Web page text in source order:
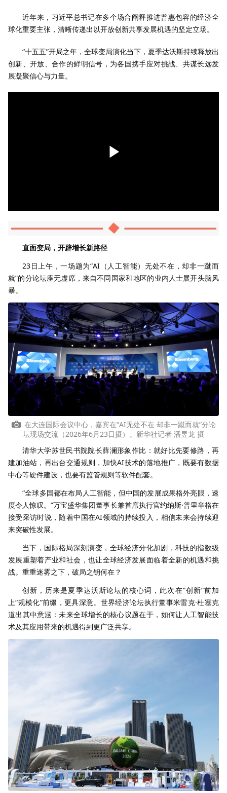
近年来，习近平总书记在多个场合阐释推进普惠包容的经济全
球化重要主张，清晰传递出以开放创新共享发展机遇的坚定立场。
“十五五”开局之年，全球变局演化当下，夏季达沃斯持续释放出
创新、开放、合作的鲜明信号，为各国携手应对挑战、共谋长远发
展凝聚信心与力量。
直面变局，开辟增长新路径
23日上午，一场题为“AI（人工智能）无处不在，却非一蹴而
就”的分论坛座无虚席，来自不同国家和地区的业内人士展开头脑风
暴。
在大连国际会议中心，嘉宾在“AI无处不在 却非一蹴而就”分论
坛现场交流（2026年6月23日摄）。新华社记者 潘昱龙 摄
清华大学苏世民书院院长薛澜形象作比：就好比先要修路，再
建加油站，再出台交通规则，加快AI技术的落地推广，既要有数据
中心等硬件建设，也要有监管规则等软件配套。
“全球多国都在布局人工智能，但中国的发展成果格外亮眼，速
度令人惊叹。”万宝盛华集团董事长兼首席执行官约纳斯·普里辛格在
接受采访时说，随着中国在AI领域的持续投入，相信未来会持续迎
来突破性发展。
当下，国际格局深刻演变，全球经济分化加剧，科技的指数级
发展重塑着产业和社会，也让全球经济发展面临着全新的机遇和挑
战。重重迷雾之下，破局之钥何在？
创新，历来是夏季达沃斯论坛的核心词，此次在“创新”前加
上“规模化”前缀，更具深意。世界经济论坛执行董事米雷克·杜塞克
道出其中意涵：未来全球增长的核心议题在于，如何让人工智能技
术及其应用带来的机遇得到更广泛共享。